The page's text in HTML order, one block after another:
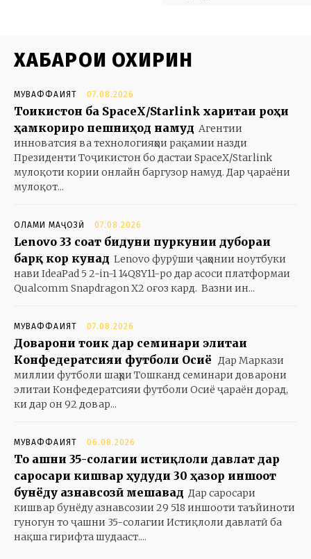
ХАБАРҲОИ ОХИРИН
МУВАФФАҚИЯТ 07.08.2026
Тоҷикистон ба SpaceX/Starlink харитаи роҳи
ҳамкориро пешниҳод намуд Агентии
инноватсия ва технологияҳои рақамии назди
Президенти Тоҷикистон бо дастаи SpaceX/Starlink
мулоқоти кории онлайн баргузор намуд. Дар ҷараёни
мулоқот...
ОЛАМИ МАҶОЗӢ 07.08.2026
Lenovo 33 соат бидуни пуркунии дубораи
барқ кор кунад Lenovo фурӯши ҷаҳонии ноутбуки
нави IdeaPad 5 2-in-1 14Q8Y11-ро дар асоси платформаи
Qualcomm Snapdragon X2 оғоз кард. Вазни ин...
МУВАФФАҚИЯТ 07.08.2026
Доварони тоҷик дар семинари элитаи
Конфедератсияи футболи Осиё Дар Маркази
миллии футболи шаҳри Тошканд семинари доварони
элитаи Конфедератсияи футболи Осиё ҷараён дорад,
ки дар он 92 довар...
МУВАФФАҚИЯТ 06.08.2026
То ҷашни 35-солагии истиқлоли давлат дар
саросари кишвар ҳудуди 30 ҳазор иншоот
бунёду азнавсозӣ мешавад Дар саросари
кишвар бунёду азнавсозии 29 518 иншооти таъйиноти
гуногун то ҷашни 35-солагии Истиқлоли давлатӣ ба
нақша гирифта шудааст....